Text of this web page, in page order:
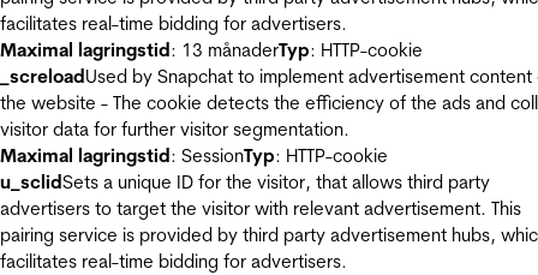
facilitates real-time bidding for advertisers.
Maximal lagringstid: 13 månaderTyp: HTTP-cookie
_screloadUsed by Snapchat to implement advertisement content
the website - The cookie detects the efficiency of the ads and
visitor data for further visitor segmentation.
Maximal lagringstid: SessionTyp: HTTP-cookie
u_sclidSets a unique ID for the visitor, that allows third party
advertisers to target the visitor with relevant advertisement. This
pairing service is provided by third party advertisement hubs,
facilitates real-time bidding for advertisers.